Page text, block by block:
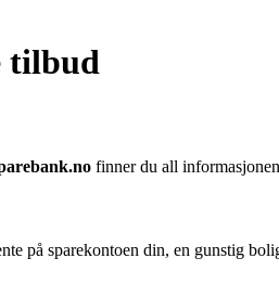
tilbud
finner du all
på sparekontoen din, en gunstig